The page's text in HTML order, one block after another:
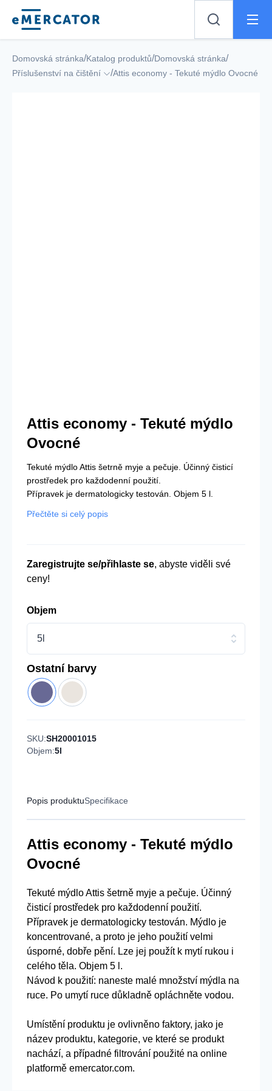
Mercator
Domovská stránka/Katalog produktů/Domovská stránka/
Příslušenství na čištění /Attis economy - Tekuté mýdlo Ovocné
Attis economy - Tekuté mýdlo
Ovocné
Tekuté mýdlo Attis šetrně myje a pečuje. Účinný čisticí
prostředek pro každodenní použití.
Přípravek je dermatologicky testován. Objem 5 l.
Přečtěte si celý popis
Zaregistrujte se/přihlaste se, abyste viděli své
ceny!
Objem
5l
Ostatní barvy
SKU:SH20001015
Objem:5l
Popis produktuSpecifikace
Attis economy - Tekuté mýdlo
Ovocné
Tekuté mýdlo Attis šetrně myje a pečuje. Účinný
čisticí prostředek pro každodenní použití.
Přípravek je dermatologicky testován. Mýdlo je
koncentrované, a proto je jeho použití velmi
úsporné, dobře pění. Lze jej použít k mytí rukou i
celého těla. Objem 5 l.
Návod k použití: naneste malé množství mýdla na
ruce. Po umytí ruce důkladně opláchněte vodou.
Umístění produktu je ovlivněno faktory, jako je
název produktu, kategorie, ve které se produkt
nachází, a případné filtrování použité na online
platformě emercator.com.